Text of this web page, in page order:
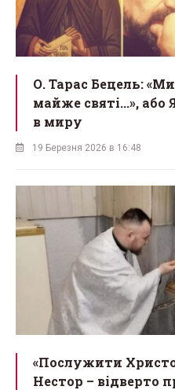
О. Тарас Бецель:
майже святі...»,
в миру
19 Березня 2026 в 16:48
«Послужити
Нестор – відверто